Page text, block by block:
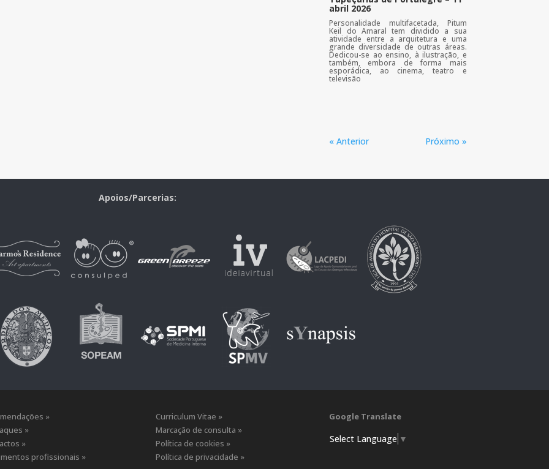
abril 2026
Personalidade multifacetada, Pitum
Keil do Amaral tem dividido a sua
atividade entre a arquitetura e uma
grande diversidade de outras áreas.
Dedicou-se ao ensino, à ilustração, e
também, embora de forma mais
esporádica, ao cinema, teatro e
televisão
« Anterior Próximo »
Apoios/Parcerias:
»
»
»
profissionais »
Curriculum Vitae »
Marcação de consulta »
Política de cookies »
Política de privacidade »
Google Translate
Select Language ▼